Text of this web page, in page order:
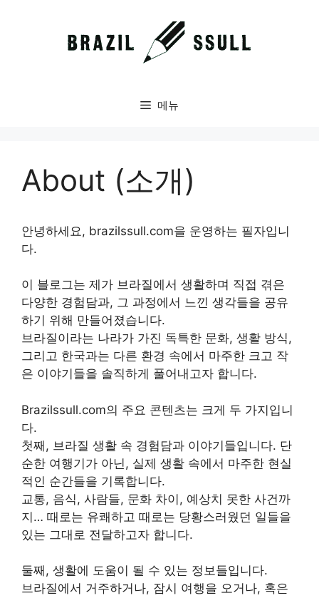
메뉴
About (소개)
안녕하세요, brazilssull.com을 운영하는 필자입니
다.
이 블로그는 제가 브라질에서 생활하며 직접 겪은
다양한 경험담과, 그 과정에서 느낀 생각들을 공유
하기 위해 만들어졌습니다.
브라질이라는 나라가 가진 독특한 문화, 생활 방식,
그리고 한국과는 다른 환경 속에서 마주한 크고 작
은 이야기들을 솔직하게 풀어내고자 합니다.
Brazilssull.com의 주요 콘텐츠는 크게 두 가지입니
다.
첫째, 브라질 생활 속 경험담과 이야기들입니다. 단
순한 여행기가 아닌, 실제 생활 속에서 마주한 현실
적인 순간들을 기록합니다.
교통, 음식, 사람들, 문화 차이, 예상치 못한 사건까
지… 때로는 유쾌하고 때로는 당황스러웠던 일들을
있는 그대로 전달하고자 합니다.
둘째, 생활에 도움이 될 수 있는 정보들입니다.
브라질에서 거주하거나, 잠시 여행을 오거나, 혹은